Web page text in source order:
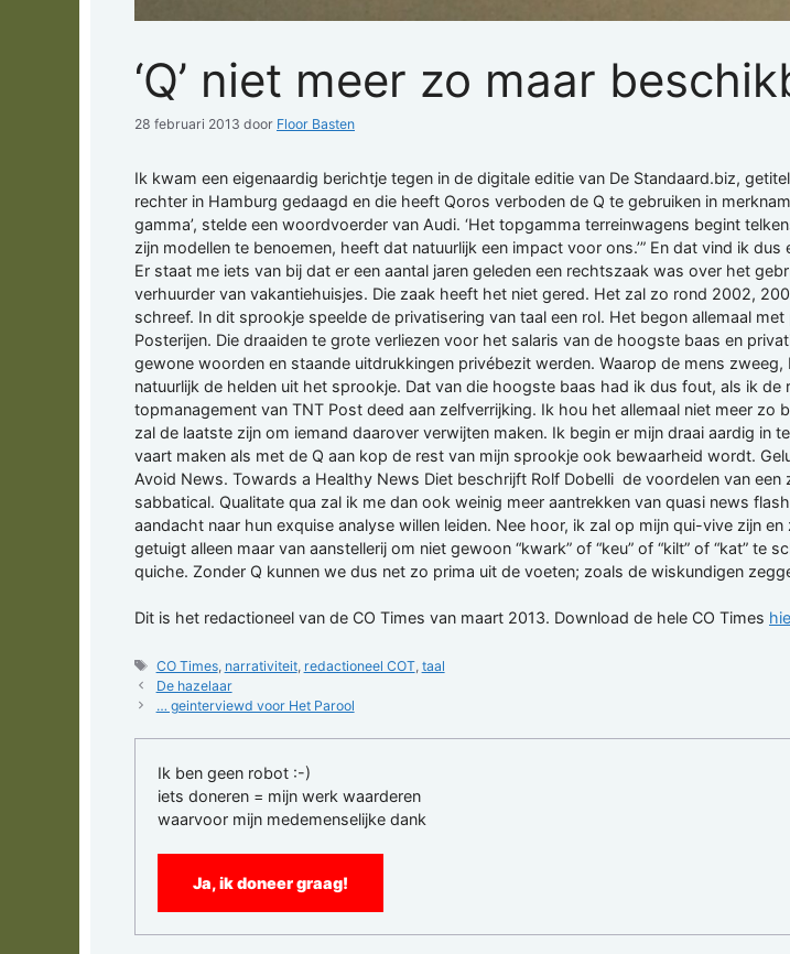
‘Q’ niet meer zo maar
28 februari 2013 door Floor Basten
Ik kwam een eigenaardig berichtje tegen in de digitale editie van De Standaard.biz,
rechter in Hamburg gedaagd en die heeft Qoros verboden de Q te gebruiken in
gamma’, stelde een woordvoerder van Audi. ‘Het topgamma terreinwagens begint
zijn modellen te benoemen, heeft dat natuurlijk een impact voor ons.’” En dat vind ik
Er staat me iets van bij dat er een aantal jaren geleden een rechtszaak was over het
verhuurder van vakantiehuisjes. Die zaak heeft het niet gered. Het zal zo rond 2002,
schreef. In dit sprookje speelde de privatisering van taal een rol. Het begon allemaal
Posterijen. Die draaiden te grote verliezen voor het salaris van de hoogste baas en
gewone woorden en staande uitdrukkingen privébezit werden. Waarop de mens
natuurlijk de helden uit het sprookje. Dat van die hoogste baas had ik dus fout, als ik
topmanagement van TNT Post deed aan zelfverrijking. Ik hou het allemaal niet meer
zal de laatste zijn om iemand daarover verwijten maken. Ik begin er mijn draai aardig
vaart maken als met de Q aan kop de rest van mijn sprookje ook bewaarheid wordt.
Avoid News. Towards a Healthy News Diet beschrijft Rolf Dobelli de voordelen van
sabbatical. Qualitate qua zal ik me dan ook weinig meer aantrekken van quasi news
aandacht naar hun exquise analyse willen leiden. Nee hoor, ik zal op mijn qui-vive zijn
getuigt alleen maar van aanstellerij om niet gewoon “kwark” of “keu” of “kilt” of “kat”
quiche. Zonder Q kunnen we dus net zo prima uit de voeten; zoals de wiskundigen
Dit is het redactioneel van de CO Times van maart 2013. Download de hele CO Times
Tags
CO Times, narrativiteit, redactioneel COT, taal
De hazelaar
… geinterviewd voor Het Parool
Ik ben geen robot :-)
iets doneren = mijn werk waarderen
waarvoor mijn medemenselijke dank
Ja, ik doneer graag!